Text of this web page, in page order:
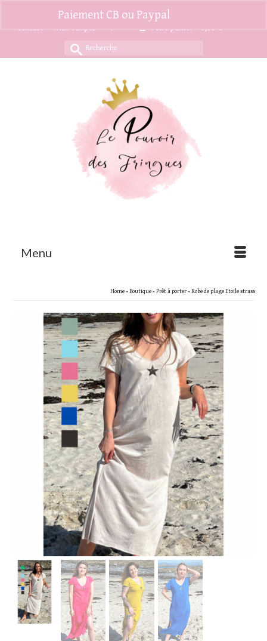
Paiement CB ou Paypal
Contact Mon compte Votre panier 0,00 €
Rechercher :
Menu
Home » Boutique » Prêt à porter » Robe de plage Etoile strass